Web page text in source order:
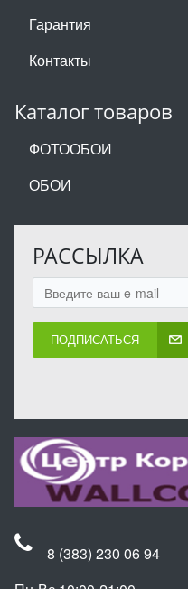
Гарантия
Контакты
Каталог товаров
ФОТООБОИ
ОБОИ
РАССЫЛКА
ПОДПИСАТЬСЯ
8 (383) 230 06 94